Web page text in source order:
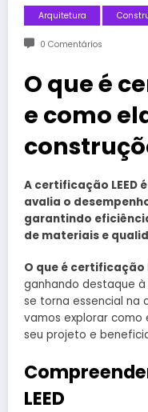
Arquitetura
0 Comentários
O que é
e como
A certificação LEED
avalia o
garantindo
de materiais e
O que é certificação
ganhando destaque
se torna essencial na
vamos explorar
seu projeto e
LEED